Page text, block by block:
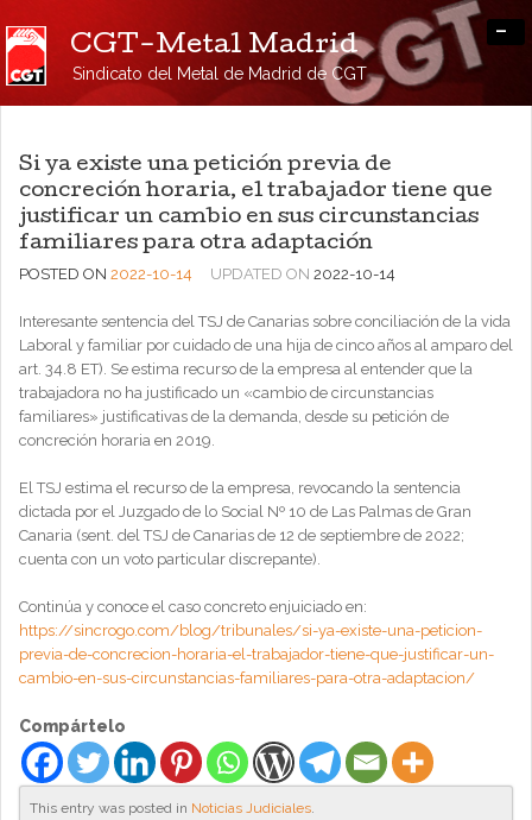
CGT-Metal Madrid
Sindicato del Metal de Madrid de CGT
-
Si ya existe una petición previa de
concreción horaria, el trabajador tiene que
justificar un cambio en sus circunstancias
familiares para otra adaptación
POSTED ON 2022-10-14 UPDATED ON 2022-10-14
Interesante sentencia del TSJ de Canarias sobre conciliación de la vida
Laboral y familiar por cuidado de una hija de cinco años al amparo del
art. 34.8 ET). Se estima recurso de la empresa al entender que la
trabajadora no ha justificado un «cambio de circunstancias
familiares» justificativas de la demanda, desde su petición de
concreción horaria en 2019.
El TSJ estima el recurso de la empresa, revocando la sentencia
dictada por el Juzgado de lo Social Nº 10 de Las Palmas de Gran
Canaria (sent. del TSJ de Canarias de 12 de septiembre de 2022;
cuenta con un voto particular discrepante).
Continúa y conoce el caso concreto enjuiciado en:
https://sincrogo.com/blog/tribunales/si-ya-existe-una-peticion-
previa-de-concrecion-horaria-el-trabajador-tiene-que-justificar-un-
cambio-en-sus-circunstancias-familiares-para-otra-adaptacion/
Compártelo
This entry was posted in Noticias Judiciales.